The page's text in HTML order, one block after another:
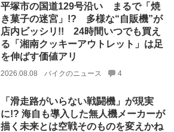
平塚市の国道129号沿い まるで「焼
き菓子の迷宮」!? 多様な“自販機”が
店内ビッシリ!! 24時間いつでも買え
る「湘南クッキーアウトレット」は足
を伸ばす価値アリ
2026.08.08 バイクのニュース 4
「滑走路がいらない戦闘機」が現実
に!? 海自も導入した無人機メーカーが
描く未来とは空戦そのものを変えかね